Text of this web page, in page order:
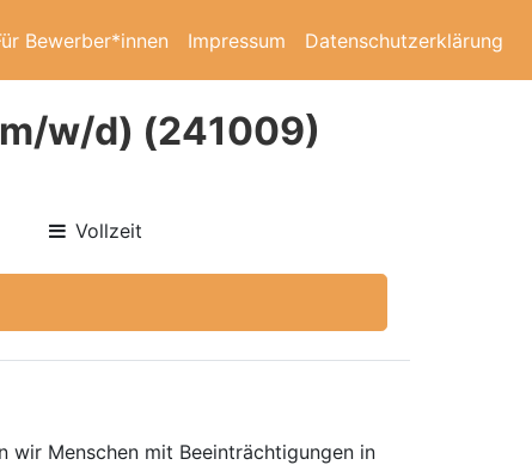
Bewerber*innen Impressum Datenschutzerklärung
w/d) (241009)
Vollzeit
Menschen mit Beeinträchtigungen in